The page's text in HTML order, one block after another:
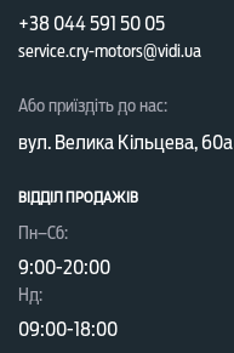
+38 044 591 50 05
service.cry-motors@vidi.ua
Або приїздіть до нас:
вул. Велика Кільцева, 60а
ВІДДІЛ ПРОДАЖІВ
Пн–Сб:
9:00-20:00
Нд:
09:00-18:00